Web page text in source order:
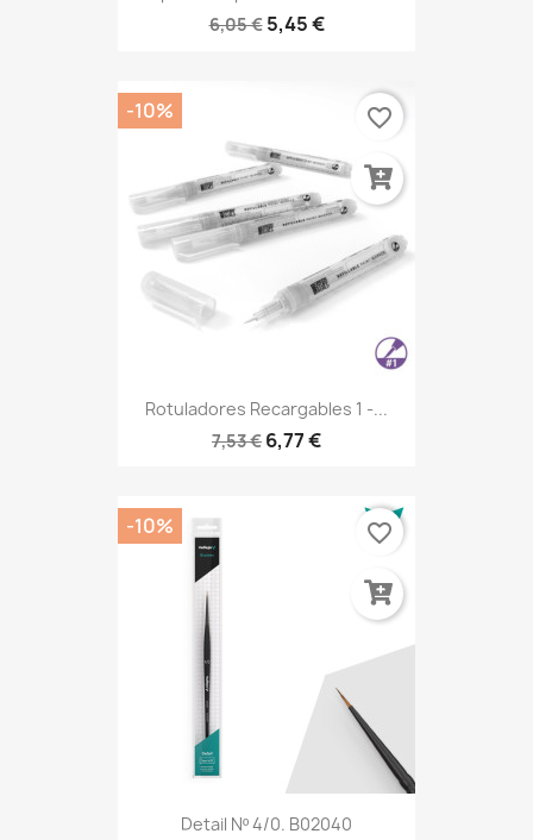
6,05 € 5,45 €
Rotuladores Recargables 1 -...
7,53 € 6,77 €
-10% favorite_border
Detail Nº 4/0. B02040
-10% favorite_border